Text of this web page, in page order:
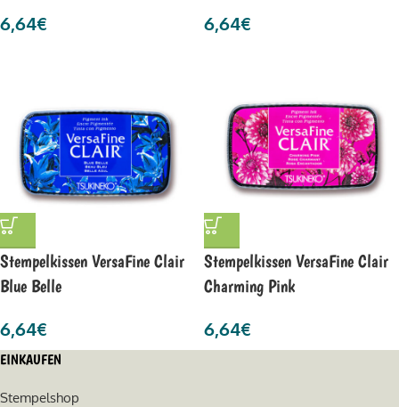
6,64€ 6,64€
Stempelkissen VersaFine Clair
Blue Belle
6,64€
Stempelkissen VersaFine Clair
Charming Pink
6,64€
EINKAUFEN
Stempelshop